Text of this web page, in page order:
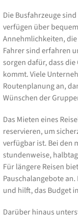
Die Busfahrzeuge
verfügen über
Annehmlichkeiten,
Fahrer sind erfahren
sorgen dafür, dass
kommt. Viele
Routenplanung an,
Wünschen der
Das Mieten eines
reservieren, um
verfügbar ist. Bei den
stundenweise,
Für längere Reisen
Pauschalangebote
und hilft, das Budget
Darüber hinaus